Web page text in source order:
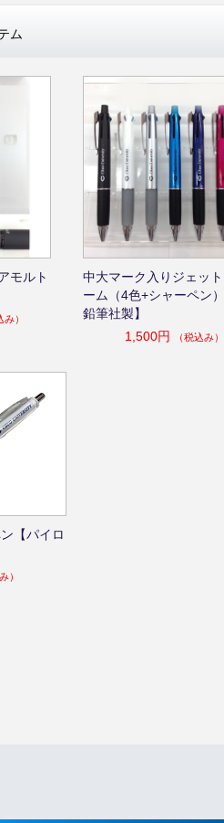
ム
モルト
み）
中大マーク入りジェット
ーム（4色+シャーペン
鉛筆社製】
1,500円
（税込み）
【パイロ
）